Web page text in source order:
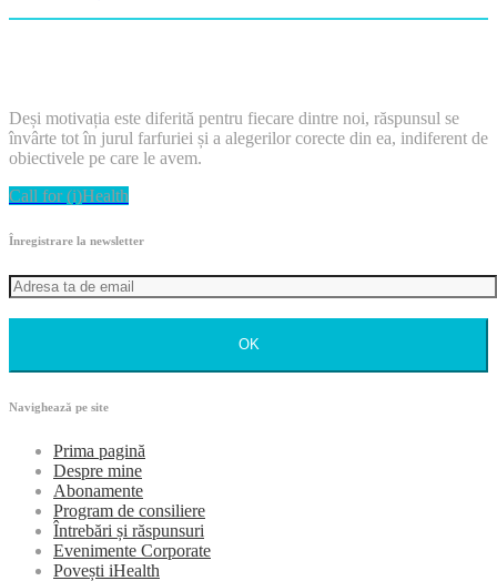
Deși motivația este diferită pentru fiecare dintre noi, răspunsul se
învârte tot în jurul farfuriei și a alegerilor corecte din ea, indiferent de
obiectivele pe care le avem.
Call for (i)Health
Înregistrare la newsletter
OK
Navighează pe site
Prima pagină
Despre mine
Abonamente
Program de consiliere
Întrebări și răspunsuri
Evenimente Corporate
Povești iHealth